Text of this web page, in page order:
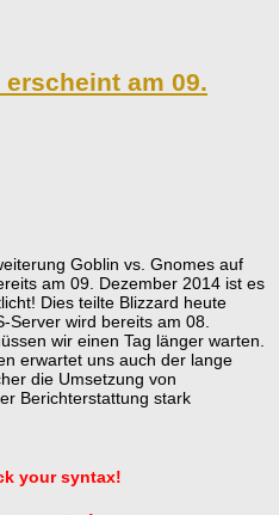
am 09.
Goblin vs. Gnomes auf
am 09. Dezember 2014 ist es
Dies teilte Blizzard heute
Server wird bereits am 08.
wir einen Tag länger warten.
erwartet uns auch der lange
die Umsetzung von
Berichterstattung stark
your syntax!